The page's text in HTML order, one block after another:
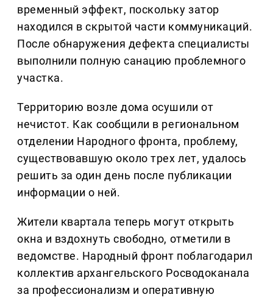
временный эффект, поскольку затор
находился в скрытой части коммуникаций.
После обнаружения дефекта специалисты
выполнили полную санацию проблемного
участка.
Территорию возле дома осушили от
нечистот. Как сообщили в региональном
отделении Народного фронта, проблему,
существовавшую около трех лет, удалось
решить за один день после публикации
информации о ней.
Жители квартала теперь могут открыть
окна и вздохнуть свободно, отметили в
ведомстве. Народный фронт поблагодарил
коллектив архангельского Росводоканала
за профессионализм и оперативную